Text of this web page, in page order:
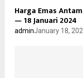
Harga Emas
— 18 Januari 2024
adminJanuary 18,